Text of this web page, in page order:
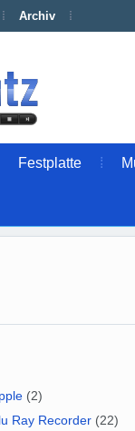
Archiv
Festplatte
(2)
Ray Recorder (22)